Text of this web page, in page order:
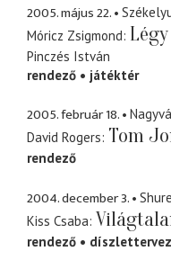
2005. május 22.
Móricz Zsigmond
Pinczés István
rendező
játéktér
2005. február 18.
David Rogers Tom
rendező
2004. december 3.
Kiss Csaba
rendező